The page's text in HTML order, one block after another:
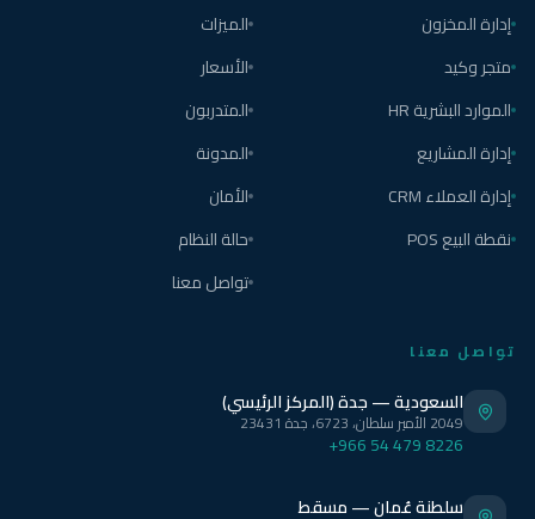
إدارة المخزون
متجر وكيد
الموارد البشرية HR
إدارة المشاريع
إدارة العملاء CRM
نقطة البيع POS
الميزات
الأسعار
المتدربون
المدونة
الأمان
حالة النظام
تواصل معنا
تواصل معنا
السعودية — جدة (المركز الرئيسي)
2049 الأمير سلطان، 6723، جدة 23431
+966 54 479 8226
سلطنة عُمان — مسقط